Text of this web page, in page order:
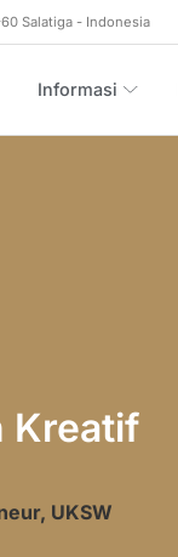
Salatiga - Indonesia
Informasi
Kreatif
UKSW